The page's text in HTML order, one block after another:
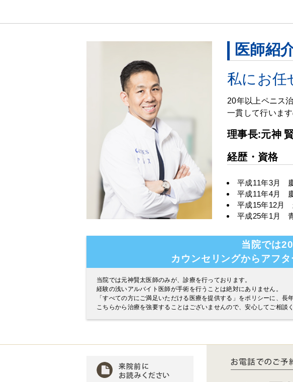
医師紹
私にお任
20年以上ペニス
一貫して行いま
理事長:元神
経歴・資格
平成11年3月
平成11年4月
平成15年12月
平成25年1月
当院では
カウンセリングからアフ
当院では元神賢太医師のみが、診療を行っております。
経験の浅いアルバイト医師が手術を行うことは絶対にありません。
「すべての方にご満足いただける医療を提供する」をポリシーに、長
こちらから治療を強要することはございませんので、安心してご相談く